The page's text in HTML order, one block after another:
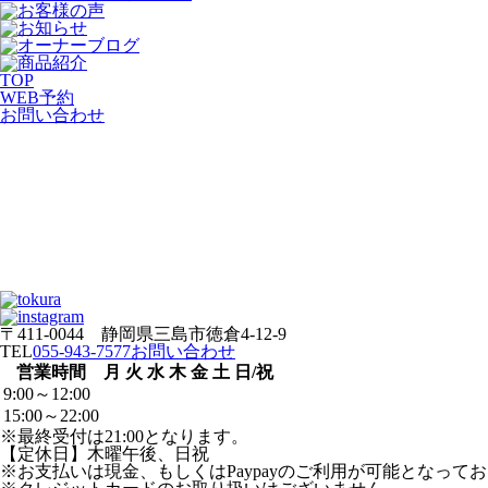
TOP
WEB予約
お問い合わせ
〒411-0044 静岡県三島市徳倉4-12-9
TEL055-943-7577お問い合わせ
営業時間
月 火 水 木 金 土 日/祝
9:00～12:00
15:00～22:00
※最終受付は21:00となります。
【定休日】木曜午後、日祝
※お支払いは現金、もしくはPaypayのご利用が可能となってお